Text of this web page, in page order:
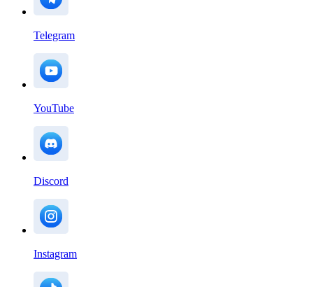
Telegram
YouTube
Discord
Instagram